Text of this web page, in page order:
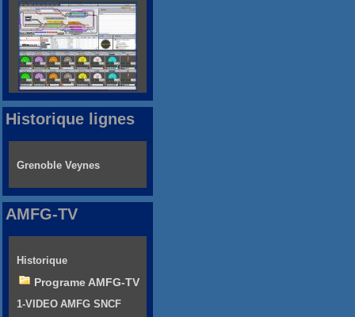
Historique lignes
Grenoble Veynes
AMFG-TV
Historique
Programe AMFG-TV
1-VIDEO AMFG SNCF